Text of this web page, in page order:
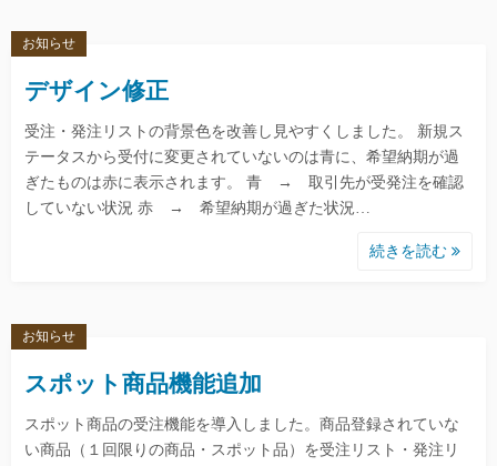
デザイン修正
受注・発注リストの背景色を改善し見やすくしました。 新規ス
テータスから受付に変更されていないのは青に、希望納期が過
ぎたものは赤に表示されます。 青 → 取引先が受発注を確認
していない状況 赤 → 希望納期が過ぎた状況…
続きを読む
お知らせ
スポット商品機能追加
スポット商品の受注機能を導入しました。商品登録されていな
い商品（１回限りの商品・スポット品）を受注リスト・発注リ
お知らせ